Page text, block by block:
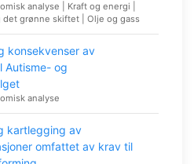
analyse | Kraft og energi |
det grønne skiftet | Olje og gass
konsekvenser av
Autisme- og
analyse
kartlegging av
omfattet av krav til